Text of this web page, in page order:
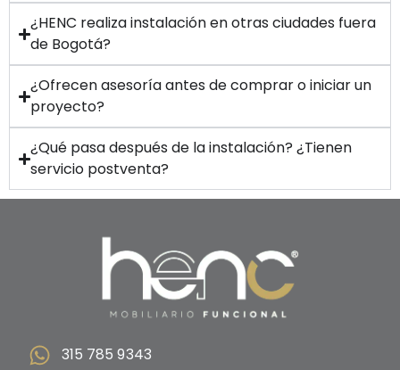
¿HENC realiza instalación en otras ciudades fuera
de Bogotá?
¿Ofrecen asesoría antes de comprar o iniciar un
proyecto?
¿Qué pasa después de la instalación? ¿Tienen
servicio postventa?
315 785 9343